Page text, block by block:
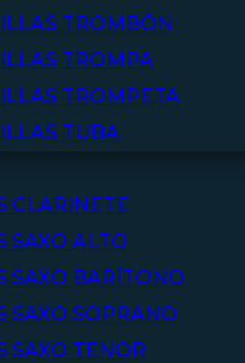
TROMBÓN
TROMPA
TROMPETA
TUBA
CLARINETE
SAXO ALTO
SAXO BARÍTONO
SAXO SOPRANO
SAXO TENOR